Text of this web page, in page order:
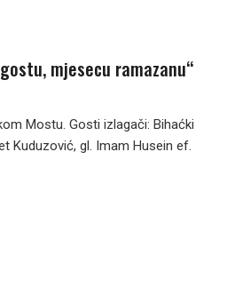
mjesecu ramazanu“
Mostu. Gosti izlagači: Bihaćki
Kuduzović, gl. Imam Husein ef.